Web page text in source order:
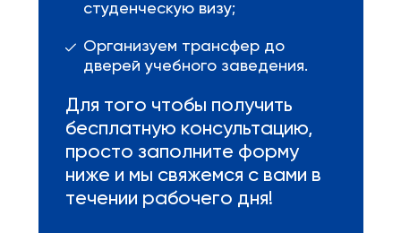
студенческую визу;
Организуем трансфер до
дверей учебного заведения.
Для того чтобы получить
бесплатную консультацию,
просто заполните форму
ниже и мы свяжемся с вами в
течении рабочего дня!